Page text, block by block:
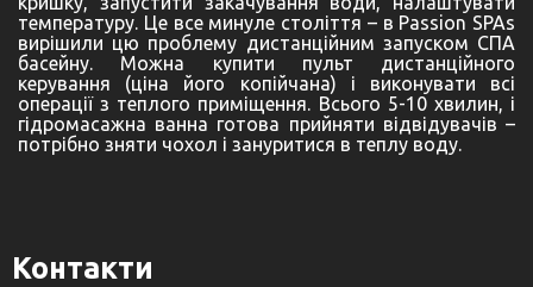
температуру. Це все минуле століття – в Passion SPAs
вирішили цю проблему дистанційним запуском СПА
басейну. Можна купити пульт дистанційного
керування (ціна його копійчана) і виконувати всі
операції з теплого приміщення. Всього 5-10 хвилин, і
гідромасажна ванна готова прийняти відвідувачів –
потрібно зняти чохол і зануритися в теплу воду.
Контакти